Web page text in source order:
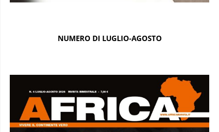
NUMERO DI LUGLIO-AGOSTO